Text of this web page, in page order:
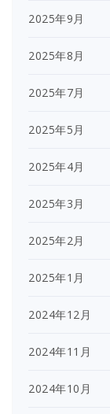
2025年9月
2025年8月
2025年7月
2025年5月
2025年4月
2025年3月
2025年2月
2025年1月
2024年12月
2024年11月
2024年10月